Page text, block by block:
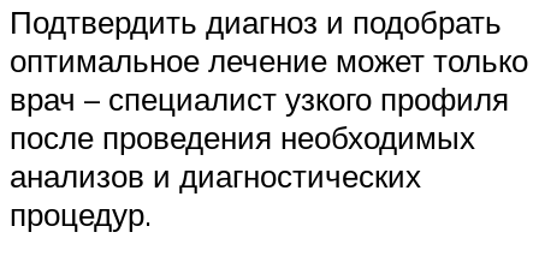
Подтвердить диагноз и подобрать
оптимальное лечение может только
врач – специалист узкого профиля
после проведения необходимых
анализов и диагностических
процедур.